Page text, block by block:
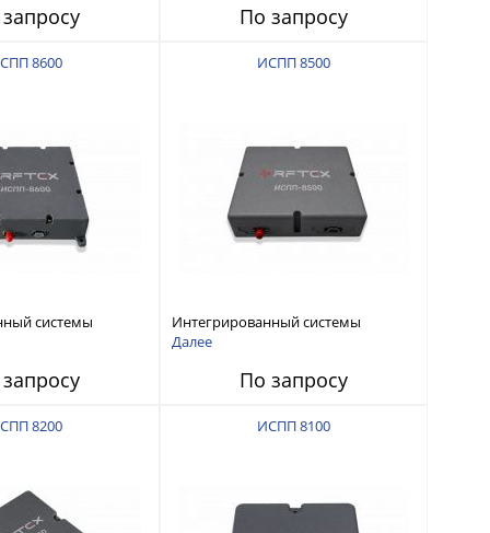
По запросу
8600
системы
помех RFТех
ИСПП 8500
Интегрированный системы
защиты от ГНСС-помех RFТех
Далее
По запросу
8200 ИСПП 8100